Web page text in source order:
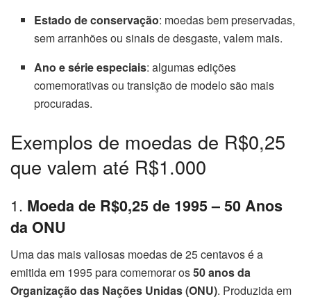
Estado de conservação: moedas bem preservadas,
sem arranhões ou sinais de desgaste, valem mais.
Ano e série especiais: algumas edições
comemorativas ou transição de modelo são mais
procuradas.
Exemplos de moedas de R$0,25
que valem até R$1.000
1. Moeda de R$0,25 de 1995 – 50 Anos
da ONU
Uma das mais valiosas moedas de 25 centavos é a
emitida em 1995 para comemorar os50 anos da
Organização das Nações Unidas (ONU). Produzida em